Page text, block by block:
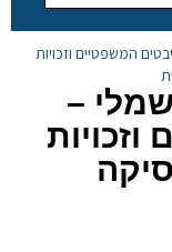
המשפטיים וזכויות
–